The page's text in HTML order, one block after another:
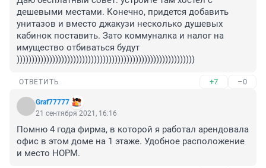
дешевыми местами. Конечно, придется добавить
унитазов и вместо джакузи несколько душевых
кабинок поставить. Зато коммуналка и налог на
имущество отбиваться будут
))))))))))))))))))))))))))))))))))))))))))))))))))))))))))))
ОТВЕТИТЬ +7 –0
Graf77777
21 сентября 2021, 16:16
Помню 4 года фирма, в которой я работал арендовала
офис в этом доме на 1 этаже. Удобное расположение
и место НОРМ.